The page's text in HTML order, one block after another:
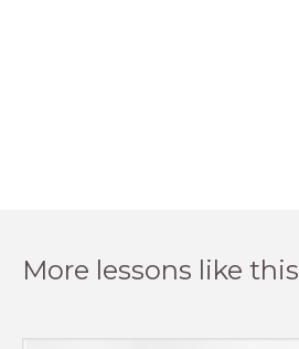
More lessons like this